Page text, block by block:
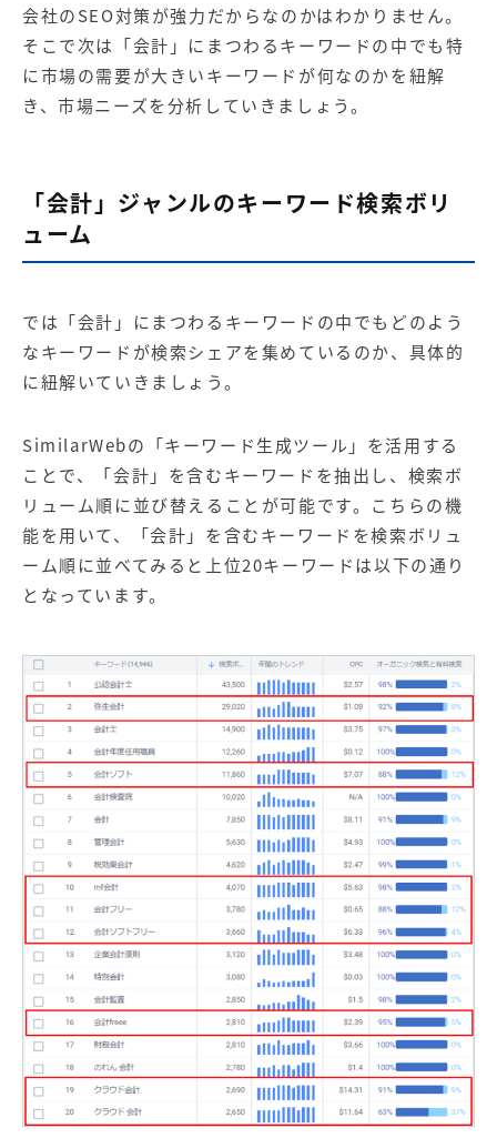
会社のSEO対策が強力だからなのかはわかりません。
そこで次は「会計」にまつわるキーワードの中でも特
に市場の需要が大きいキーワードが何なのかを紐解
き、市場ニーズを分析していきましょう。
「会計」ジャンルのキーワード検索ボリ
ューム
では「会計」にまつわるキーワードの中でもどのよう
なキーワードが検索シェアを集めているのか、具体的
に紐解いていきましょう。
SimilarWebの「キーワード生成ツール」を活用する
ことで、「会計」を含むキーワードを抽出し、検索ボ
リューム順に並び替えることが可能です。こちらの機
能を用いて、「会計」を含むキーワードを検索ボリュ
ーム順に並べてみると上位20キーワードは以下の通り
となっています。